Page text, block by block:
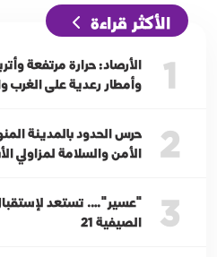
الأكثر قراءة
1
الأرصاد: حرارة مرتفعة
وأمطار رعدية على الغرب
2
حرس الحدود بالمدينة
الأمن والسلامة لمزاولي
3
"عسير"…. تستعد
الصيفية 21